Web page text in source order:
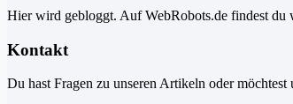
Hier wird gebloggt. Auf WebRobots.de findest du
Kontakt
Du hast Fragen zu unseren Artikeln oder